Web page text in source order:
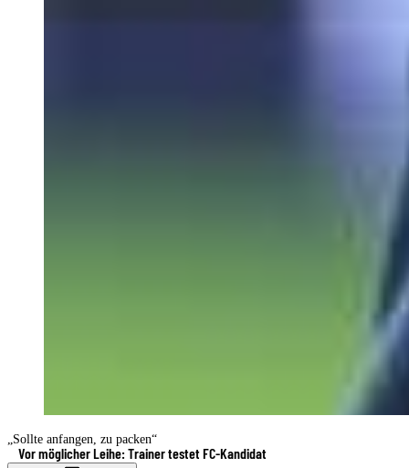
„Sollte anfangen, zu packen“
Vor möglicher Leihe: Trainer testet FC-Kandidat